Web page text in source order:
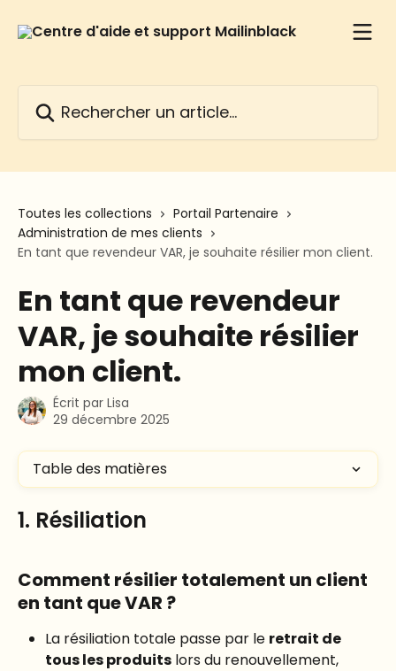
Toutes les collections
Portail Partenaire
Administration de mes clients
En tant que revendeur VAR, je souhaite résilier mon client.
En tant que revendeur
VAR, je souhaite résilier
mon client.
Écrit par Lisa
29 décembre 2025
Table des matières
1. Résiliation
Comment résilier totalement un client
en tant que VAR ?
La résiliation totale passe par le retrait de
tous les produits lors du renouvellement,